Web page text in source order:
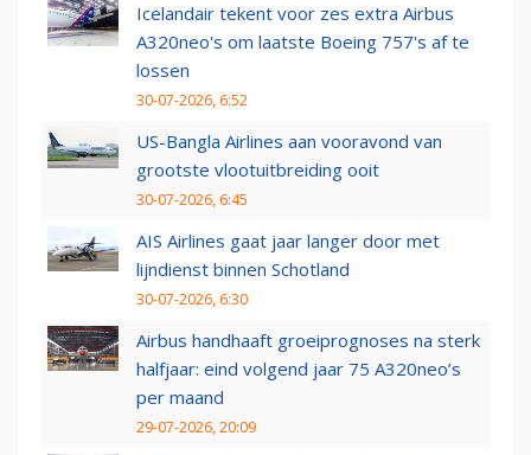
Icelandair tekent voor zes extra Airbus
A320neo's om laatste Boeing 757's af te
lossen
30-07-2026, 6:52
US-Bangla Airlines aan vooravond van
grootste vlootuitbreiding ooit
30-07-2026, 6:45
AIS Airlines gaat jaar langer door met
lijndienst binnen Schotland
30-07-2026, 6:30
Airbus handhaaft groeiprognoses na sterk
halfjaar: eind volgend jaar 75 A320neo’s
per maand
29-07-2026, 20:09